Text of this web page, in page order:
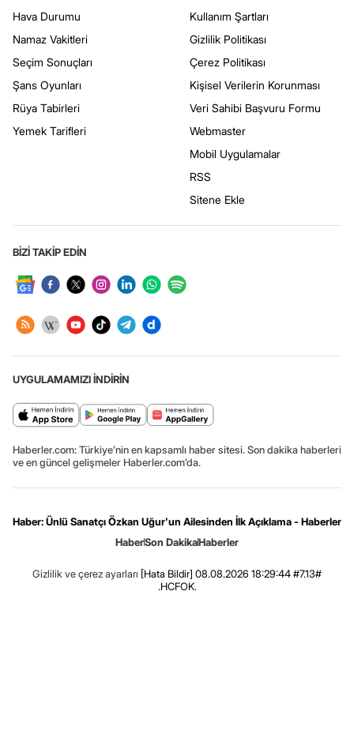
Hava Durumu
Namaz Vakitleri
Seçim Sonuçları
Şans Oyunları
Rüya Tabirleri
Yemek Tarifleri
Kullanım Şartları
Gizlilik Politikası
Çerez Politikası
Kişisel Verilerin Korunması
Veri Sahibi Başvuru Formu
Webmaster
Mobil Uygulamalar
RSS
Sitene Ekle
BİZİ TAKİP EDİN
UYGULAMAMIZI İNDİRİN
Haberler.com: Türkiye’nin en kapsamlı haber sitesi. Son dakika haberleri
ve en güncel gelişmeler Haberler.com’da.
Haber: Ünlü Sanatçı Özkan Uğur'un Ailesinden İlk Açıklama - Haberler
HaberSon DakikaHaberler
Gizlilik ve çerez ayarları [Hata Bildir] 08.08.2026 18:29:44 #7.13#
.HCFOK.